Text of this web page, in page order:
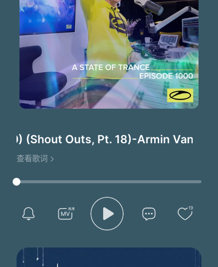
(Shout Outs, Pt. 18)-Armin Van
查看歌词
19